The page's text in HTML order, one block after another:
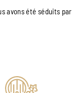
avons été séduits par